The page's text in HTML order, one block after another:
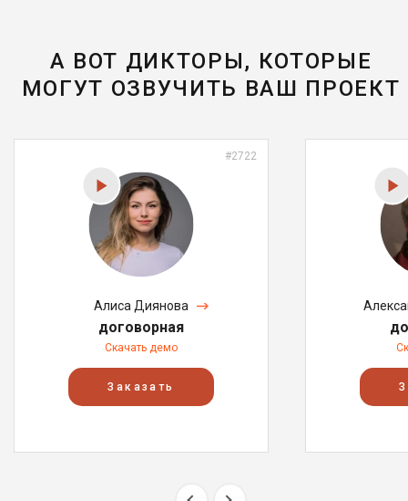
А ВОТ ДИКТОРЫ, КОТОРЫЕ
МОГУТ ОЗВУЧИТЬ ВАШ ПРОЕКТ
#2722
Алиса Диянова
договорная
Скачать демо
Заказать